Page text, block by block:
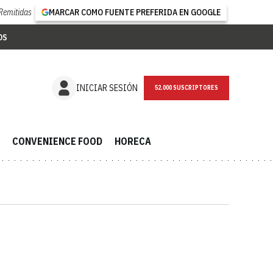
MARCAR COMO FUENTE PREFERIDA EN GOOGLE
INICIAR SESIÓN NEWSLETTER
CONVENIENCE FOOD HORECA